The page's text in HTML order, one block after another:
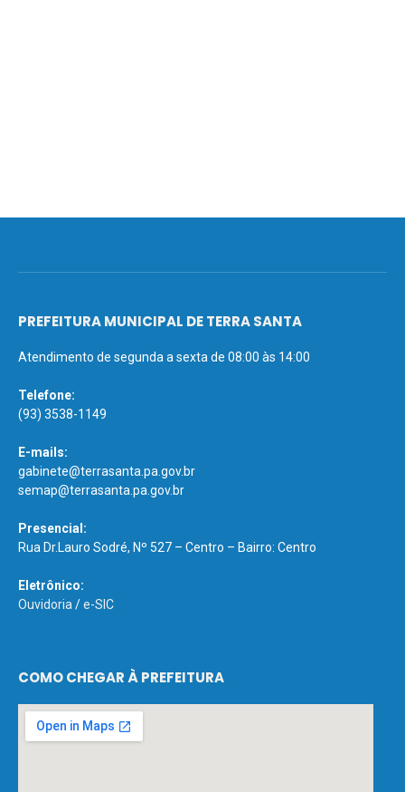
PREFEITURA MUNICIPAL DE TERRA SANTA
Atendimento de segunda a sexta de 08:00 às 14:00
Telefone:
(93) 3538-1149
E-mails:
gabinete@terrasanta.pa.gov.br
semap@terrasanta.pa.gov.br
Presencial:
Rua Dr.Lauro Sodré, Nº 527 – Centro – Bairro: Centro
Eletrônico:
Ouvidoria /e-SIC
COMO CHEGAR À PREFEITURA